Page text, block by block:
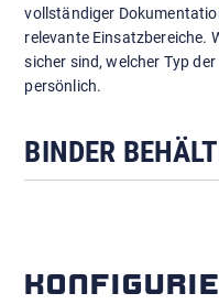
vollständiger
relevante Einsatzbereiche.
sicher sind, welcher Typ
persönlich.
BINDER